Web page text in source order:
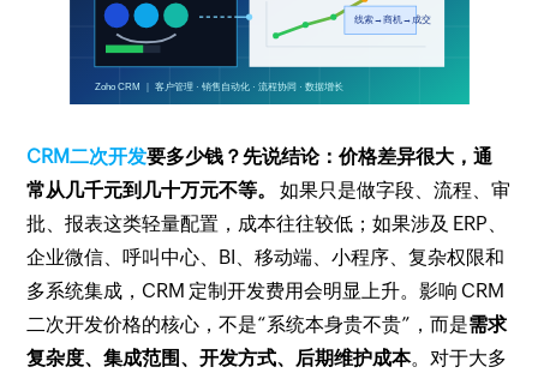
CRM二次开发要多少钱？先说结论：价格差异很大，通
常从几千元到几十万元不等。
如果只是做字段、流程、审
批、报表这类轻量配置，成本往往较低；如果涉及 ERP、
企业微信、呼叫中心、BI、移动端、小程序、复杂权限和
多系统集成，CRM 定制开发费用会明显上升。影响 CRM
二次开发价格的核心，不是“系统本身贵不贵”，而是需求
复杂度、集成范围、开发方式、后期维护成本。对于大多